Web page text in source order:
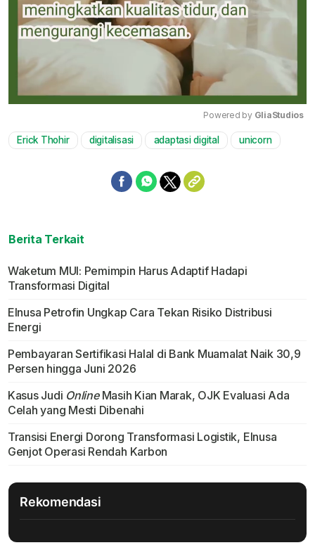
Mute
Powered by GliaStudios
Erick Thohir digitalisasi adaptasi digital unicorn
Berita Terkait
Waketum MUI: Pemimpin Harus Adaptif Hadapi
Transformasi Digital
Elnusa Petrofin Ungkap Cara Tekan Risiko Distribusi
Energi
Pembayaran Sertifikasi Halal di Bank Muamalat Naik 30,9
Persen hingga Juni 2026
Kasus Judi OnlineMasih Kian Marak, OJK Evaluasi Ada
Celah yang Mesti Dibenahi
Transisi Energi Dorong Transformasi Logistik, Elnusa
Genjot Operasi Rendah Karbon
Rekomendasi